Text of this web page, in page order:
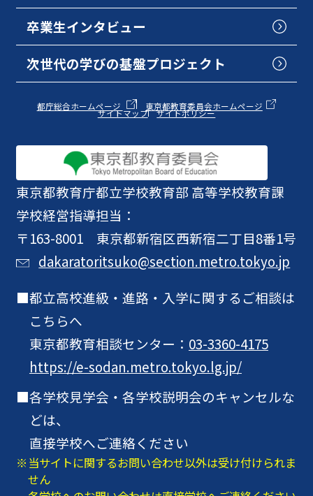
東京都教育庁都立学校教育部 高等学校教育課
学校経営指導担当：
〒163-8001 東京都新宿区西新宿二丁目8番1号
dakaratoritsuko@section.metro.tokyo.jp
都立高校進級・進路・入学に関するご相談は
こちらへ
東京都教育相談センター： 03-3360-4175
https://e-sodan.metro.tokyo.lg.jp/
各学校見学会・各学校説明会のキャンセルな
どは、
直接学校へご連絡ください
当サイトに関するお問い合わせ以外は受け付けられま
せん
卒業生インタビュー
次世代の学びの基盤プロジェクト
都庁総合ホームページ 東京都教育委員会ホームページ
サイトマップ サイトポリシー